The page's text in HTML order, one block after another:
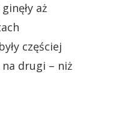
aż
częściej
drugi – niż